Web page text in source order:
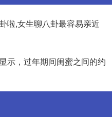
啦,女生聊八卦最容易亲近
示，过年期间闺蜜之间的约